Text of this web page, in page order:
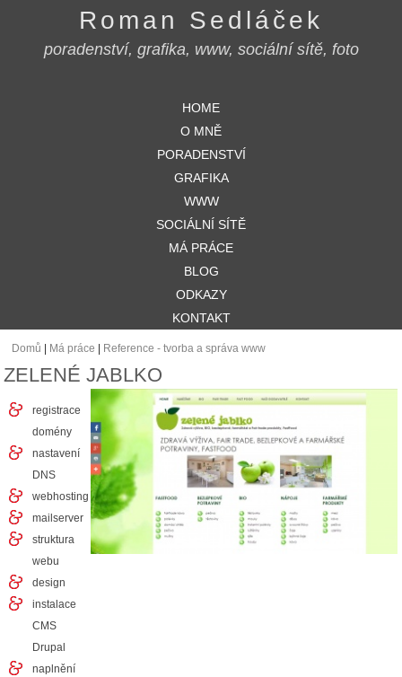
Roman Sedláček
poradenství, grafika, www, sociální sítě, foto
HOME
O MNĚ
PORADENSTVÍ
GRAFIKA
WWW
SOCIÁLNÍ SÍTĚ
MÁ PRÁCE
BLOG
ODKAZY
KONTAKT
JSTE ZDE
Domů | Má práce | Reference - tvorba a správa www
ZELENÉ JABLKO
registrace
domény
nastavení
DNS
webhosting
mailserver
struktura
webu
design
instalace
CMS
Drupal
naplnění